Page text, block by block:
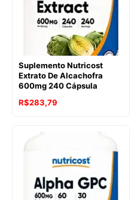
Suplemento Nutricost
Extrato De Alcachofra
600mg 240 Cápsula
R$283,79